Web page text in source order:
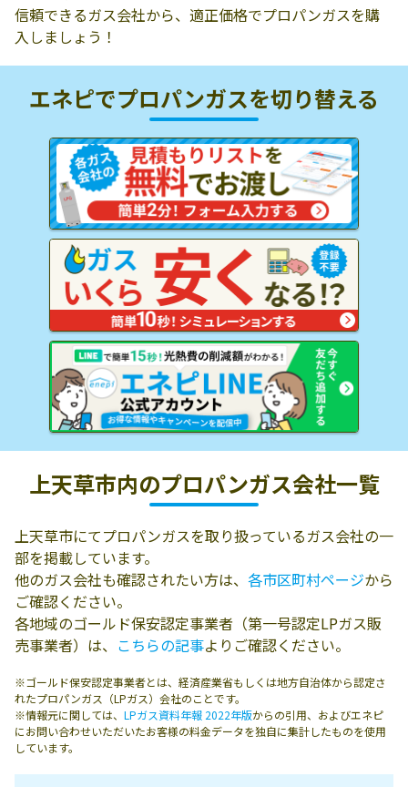
信頼できるガス会社から、適正価格でプロパンガスを購
入しましょう！
エネピでプロパンガスを切り替える
上天草市内のプロパンガス会社一覧
上天草市にてプロパンガスを取り扱っているガス会社の一
部を掲載しています。
他のガス会社も確認されたい方は、 各市区町村ページから
ご確認ください。
各地域のゴールド保安認定事業者（第一号認定LPガス販
売事業者）は、 こちらの記事よりご確認ください。
※ゴールド保安認定事業者とは、経済産業省もしくは地方自治体から認定さ
れたプロパンガス（LPガス）会社のことです。
※情報元に関しては、 LPガス資料年報 2022年版からの引用、およびエネピ
にお問い合わせいただいたお客様の料金データを独自に集計したものを使用
しています。